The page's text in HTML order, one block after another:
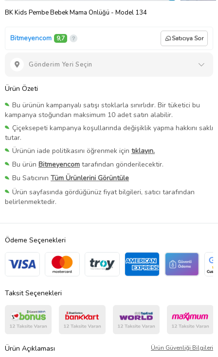
BK Kids Pembe Bebek Mama Önlüğü - Model 134
Bitmeyencom 9,7 Satıcıya Sor
Gönderim Yeri Seçin
Ürün Özeti
Bu ürünün kampanyalı satışı stoklarla sınırlıdır. Bir tüketici bu
kampanya stoğundan maksimum 10 adet satın alabilir.
Çiçeksepeti kampanya koşullarında değişiklik yapma hakkını saklı
tutar.
Ürünün iade politikasını öğrenmek için tıklayın.
Bu ürün Bitmeyencom tarafından gönderilecektir.
Bu Satıcının Tüm Ürünlerini Görüntüle
Ürün sayfasında gördüğünüz fiyat bilgileri, satıcı tarafından
belirlenmektedir.
Ödeme Seçenekleri
Taksit Seçenekleri
Ürün Açıklaması Ürün Güvenliği Bilgileri